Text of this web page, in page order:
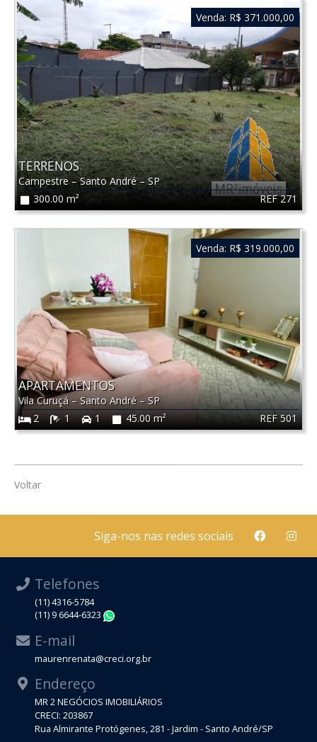
REF 271
TERRENOS
Campestre–Santo André–SP
300.00 m²
Venda: R$ 371.000,00
REF 501
APARTAMENTOS
Vila Curuçá–Santo André–SP
2
1 1 45.00 m²
Venda: R$ 319.000,00
Voltar
Siga-nos nas redes sociais
Telefones
(11) 4316-5784
(11) 9 6644-6323
E-mail
maurenrenata@creci.org.br
Endereço
MR 2 NEGÓCIOS IMOBILIÁRIOS
CRECI: 203867
Rua Almirante Protógenes, 281 - Jardim - Santo André/SP